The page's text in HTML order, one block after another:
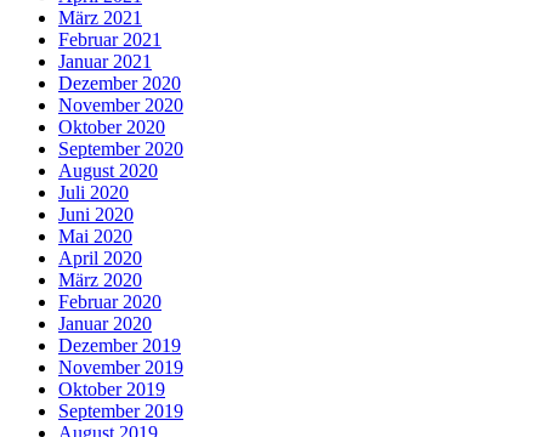
März 2021
Februar 2021
Januar 2021
Dezember 2020
November 2020
Oktober 2020
September 2020
August 2020
Juli 2020
Juni 2020
Mai 2020
April 2020
März 2020
Februar 2020
Januar 2020
Dezember 2019
November 2019
Oktober 2019
September 2019
August 2019